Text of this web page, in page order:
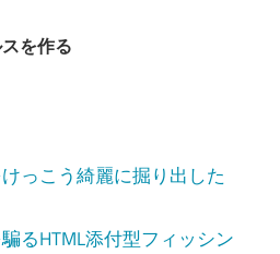
を作る
っこう綺麗に掘り出した
るHTML添付型フィッシン